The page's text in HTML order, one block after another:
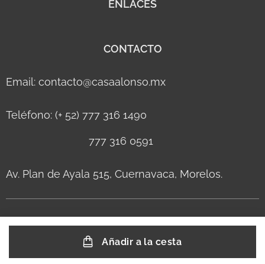
Añadir a la cesta
ENLACES
CONTACTO
Email: contacto@casaalonso.mx
Teléfono: (+ 52) 777 316 1490
777 316 0591
Av. Plan de Ayala 515, Cuernavaca, Morelos.